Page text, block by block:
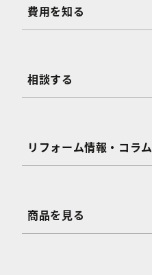
費用を知る
相談する
リフォーム情報・コラム
商品を見る